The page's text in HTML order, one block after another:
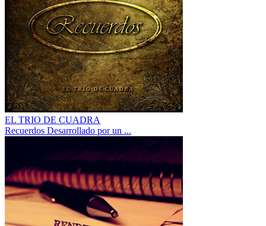
EL TRIO DE CUADRA
Recuerdos Desarrollado por un ...